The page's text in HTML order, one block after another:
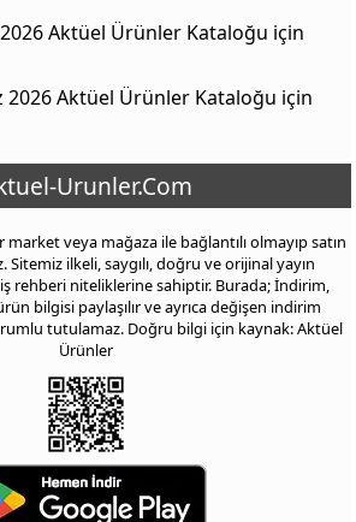
Aktüel Ürünler Kataloğu için
2026 Aktüel Ürünler Kataloğu için
Urunler.Com
veya mağaza ile bağlantılı olmayıp satın
Sitemiz ilkeli, saygılı, doğru ve orijinal yayın
rehberi niteliklerine sahiptir. Burada; İndirim,
bilgisi paylaşılır ve ayrıca değişen indirim
tutulamaz. Doğru bilgi için kaynak: Aktüel
Ürünler